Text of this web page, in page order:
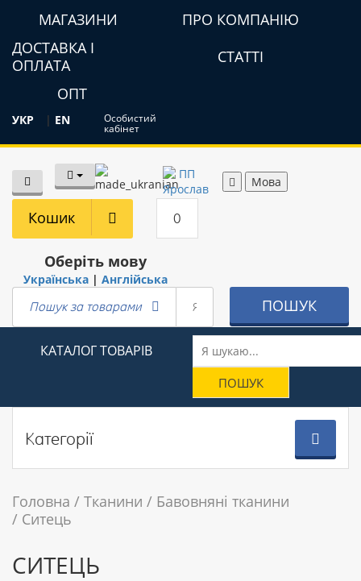
МАГАЗИНИ
ПРО КОМПАНІЮ
ДОСТАВКА І
ОПЛАТА
СТАТТІ
ОПТ
УКР | EN Особистий
кабінет
Мова
Пошук за товарами ПОШУК
Кошик 0
Оберіть мову
Українська| Англійська
КАТАЛОГ ТОВАРІВ
Категорії
Головна Тканини
Бавовняні тканини
Ситець
СИТЕЦЬ